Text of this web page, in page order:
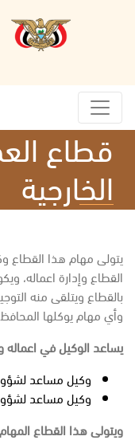
قطاع
الخارجية
يتولى مهام هذا القطاع
القطاع وإدارة اعماله،
بالقطاع ويتلقى منه
وأي مهام يوكلها المحافظ
يساعد الوكيل في
وكيل مساعد
وكيل مساعد
ويتولى هذا القطاع المهام